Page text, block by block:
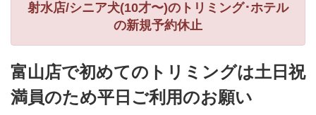
射水店/シニア犬(10才〜)のトリミング･ホテル
の新規予約休止
富山店で初めてのトリミングは土日祝
満員のため平日ご利用のお願い